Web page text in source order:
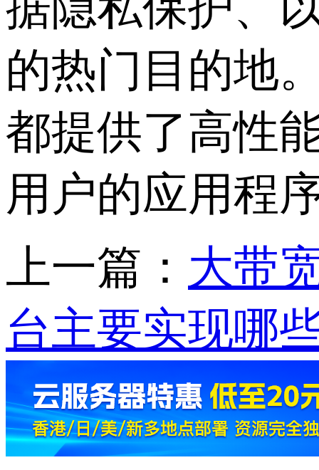
的热门目的地
都提供了高性
用户的应用程
上一篇： 大带
台主要实现哪